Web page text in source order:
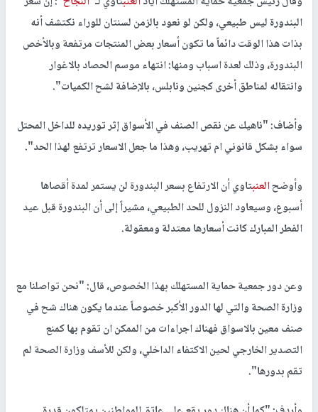
البندورة ليس طبيعي، ولكن لو نعود بالزمن لسنتان للوراء نكتشف أنه
بذات هذا الوقت دائماً ما تكون أسعار بعض المنتجات مرتفعة وبالأخص
البندورة، وذلك لعدة اسباب ومنها: انتهاء موسم الحصاد بالاغوار
وانتقاله لمناطق أخرى كجنين ونابلس، بالإضافة لشح الكميات".
وأضاف: "ناهيك عن نقص الصنف في الأسواق إثر توريده للداخل المحتل
سواء بشكل قانوني ام تهريب، وهذا ما جعل الاسعار ترتفع لهذا الحد".
وأوضحالعنبتاوي أن الارتفاع بسعر البندورة لن يستمر لمدة أقصاها
أسبوع، وسيعاود النزول للحد الطبيعي، مشيراً إلى أن البندورة قبل عيد
الفطر المبارك كانت أسعارها معتدلة ومعقولة.
وعن دور جمعية حماية المستهلك بهذا الخصوص، قال: "نحن تواصلنا مع
وزارة الصحة والتي لها الدور الأكبر خصوصاً عندما يكون هناك شح في
صنف معين بالاسواق فهناك اجراءات من الممكن ان تقوم بها كمنع
التصدير الخارجي لحين الاكتفاء الداخلي، ولكن للأسف وزارة الصحة لم
تقم بدورها".